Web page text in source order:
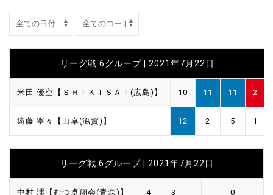
リーグ戦 6グループ | 2021年7月22日
米田 優空【ＳＨＩＫＩＳＡＩ(広島)】 10 11 11 2
遠藤 寧々【山卓(滋賀)】 12 2 5 1
リーグ戦 6グループ | 2021年7月22日
中村 澪【むつ卓翔会(青森)】 4 3 0